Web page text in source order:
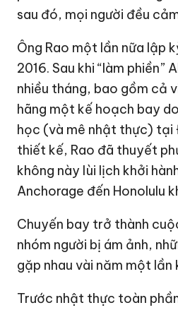
sau đó, mọi người đều
Ông Rao một lần nữa lập
2016. Sau khi “làm phiền”
nhiều tháng, bao gồm cả
hãng một kế hoạch bay
học (và mê nhật thực) tại
thiết kế, Rao đã thuyết
không này lùi lịch khởi
Anchorage đến Honolulu
Chuyến bay trở thành
nhóm người bị ám ảnh,
gặp nhau vài năm một
Trước nhật thực toàn